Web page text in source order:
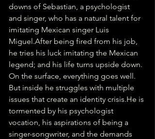
downs of Sebastian, a psychologist
and singer, who has a natural talent for
imitating Mexican singer Luis
Miguel.After being fired from his job,
he tries his luck imitating the Mexican
legend; and his life turns upside down.
On the surface, everything goes well.
But inside he struggles with multiple
issues that create an identity crisis.He is
tormented by his psychologist
vocation, his aspirations of being a
singer-songwriter, and the demands